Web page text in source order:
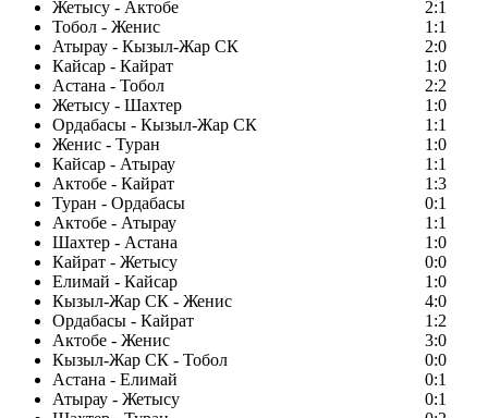
Жетысу - Актобе
2:1
Тобол - Женис
1:1
Атырау - Кызыл-Жар СК
2:0
Кайсар - Кайрат
1:0
Астана - Тобол
2:2
Жетысу - Шахтер
1:0
Ордабасы - Кызыл-Жар СК
1:1
Женис - Туран
1:0
Кайсар - Атырау
1:1
Актобе - Кайрат
1:3
Туран - Ордабасы
0:1
Актобе - Атырау
1:1
Шахтер - Астана
1:0
Кайрат - Жетысу
0:0
Елимай - Кайсар
1:0
Кызыл-Жар СК - Женис
4:0
Ордабасы - Кайрат
1:2
Актобе - Женис
3:0
Кызыл-Жар СК - Тобол
0:0
Астана - Елимай
0:1
Атырау - Жетысу
0:1